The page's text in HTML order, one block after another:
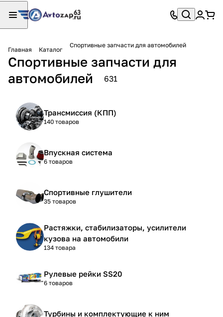
Главная Каталог
Спортивные запчасти для автомобилей
Спортивные запчасти для
автомобилей
631
Трансмиссия (КПП)
140 товаров
Впускная система
6 товаров
Спортивные глушители
35 товаров
Растяжки, стабилизаторы, усилители
кузова на автомобили
134 товара
Рулевые рейки SS20
6 товаров
Турбины и комплектующие к ним